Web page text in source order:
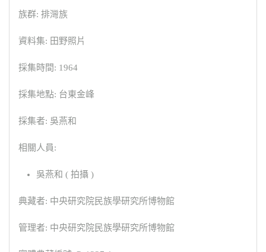
族群: 排灣族
資料集: 田野照片
採集時間: 1964
採集地點: 台東金峰
採集者: 吳燕和
相關人員:
吳燕和 ( 拍攝 )
典藏者: 中央研究院民族學研究所博物館
管理者: 中央研究院民族學研究所博物館